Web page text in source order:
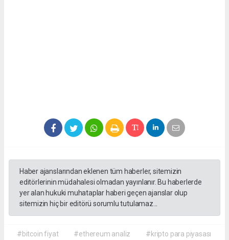
Haber ajanslarından eklenen tüm haberler, sitemizin
editörlerinin müdahalesi olmadan yayınlanır. Bu haberlerde
yer alan hukuki muhataplar haberi geçen ajanslar olup
sitemizin hiç bir editörü sorumlu tutulamaz...
#bitcoin fiyat #ethereum analiz
#kripto para piyasası